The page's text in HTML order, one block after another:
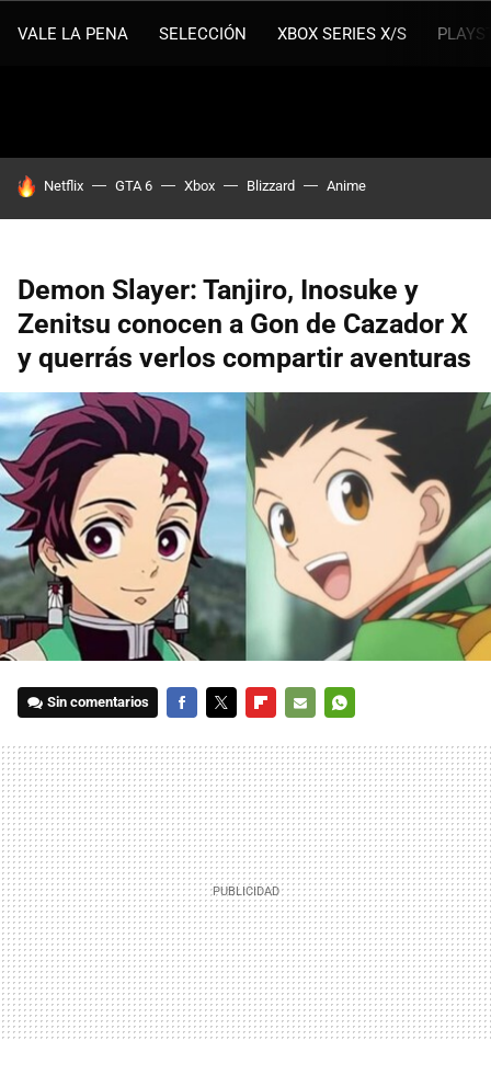
VALE LA PENA SELECCIÓN XBOX SERIES X/S
HOY SE HABLA DE
Netflix GTA 6 Xbox Blizzard Anime
Demon Slayer: Tanjiro, Inosuke y
Zenitsu conocen a Gon de Cazador X
y querrás verlos compartir aventuras
Sin comentarios
MAIL